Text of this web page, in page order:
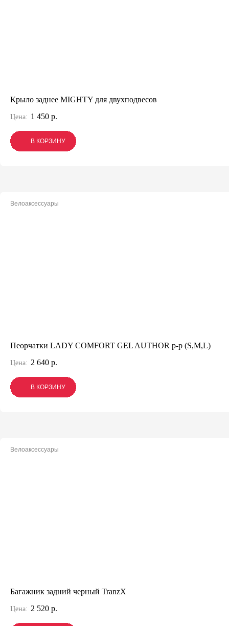
Крыло заднее MIGHTY для двухподвесов
Цена: 1 450 р.
В КОРЗИНУ
В КОРЗИНУ
В КОРЗИНУ
Велоаксессуары
Пеорчатки LADY COMFORT GEL AUTHOR p-p (S,M,L)
Цена: 2 640 р.
В КОРЗИНУ
В КОРЗИНУ
В КОРЗИНУ
Велоаксессуары
Багажник задний черный TranzX
Цена: 2 520 р.